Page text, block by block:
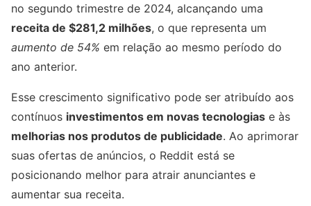
no segundo trimestre de 2024, alcançando uma
receita de $281,2 milhões, o que representa um
aumento de 54% em relação ao mesmo período do
ano anterior.
Esse crescimento significativo pode ser atribuído aos
contínuos investimentos em novas tecnologias e às
melhorias nos produtos de publicidade. Ao aprimorar
suas ofertas de anúncios, o Reddit está se
posicionando melhor para atrair anunciantes e
aumentar sua receita.